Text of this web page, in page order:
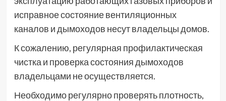
исправное состояние вентиляционных
каналов и дымоходов несут владельцы домов.
К сожалению, регулярная профилактическая
чистка и проверка состояния дымоходов
владельцами не осуществляется.
Необходимо регулярно проверять плотность,